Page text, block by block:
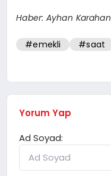
Haber: Ayhan Karahan
#emekli #saat
Yorum Yap
Ad Soyad: